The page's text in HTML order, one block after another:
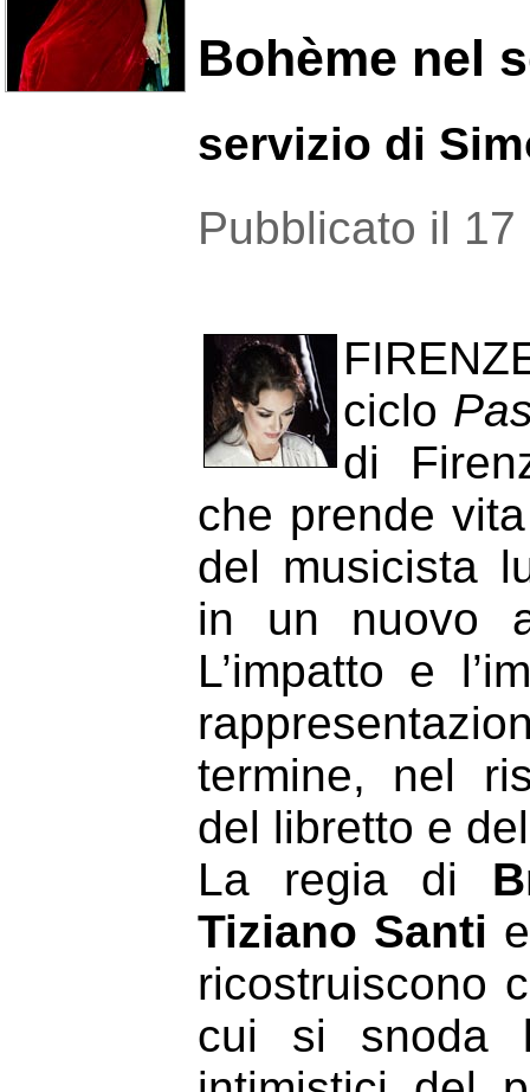
Bohème nel
servizio di
Pubblicato il
ciclo
di
che prende
del musicista
in un nuovo
L’impatto e
termine, nel
del libretto e
La regia di
Tiziano Santi
ricostruiscono
cui si snoda